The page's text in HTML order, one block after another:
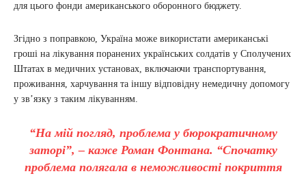
для цього фонди американського оборонного бюджету.
Згідно з поправкою, Україна може використати американські
гроші на лікування поранених українських солдатів у Сполучених
Штатах в медичних установах, включаючи транспортування,
проживання, харчування та іншу відповідну немедичну допомогу
у зв’язку з таким лікуванням. ​
“На мій погляд, проблема у бюрократичному
заторі”, – каже Роман Фонтана. “Спочатку
проблема полягала в неможливості покриття